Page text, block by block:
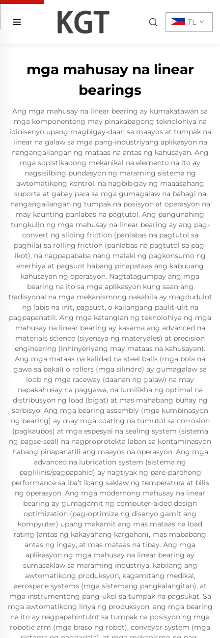
TL
mga mahusay na linear
bearings
Ang mga mahusay na linear bearing ay kumakatawan sa
mga komponenteng may pinakabagong teknolohiya na
idinisenyo upang magbigay-daan sa maayos at tumpak na
linear na galaw sa mga pang-industriyang aplikasyon na
nangangailangan ng mataas na antas ng kahusayan. Ang
mga sopistikadong mekanikal na elemento na ito ay
nagsisilbing pundasyon ng maraming sistema ng
awtomatikong kontrol, na nagbibigay ng maaasahang
suporta at gabay para sa mga gumagalaw na bahagi na
nangangailangan ng tumpak na posisyon at operasyon na
may kaunting panlabas na pagtutol. Ang pangunahing
tungkulin ng mga mahusay na linear bearing ay ang pag-
convert ng sliding friction (panlabas na pagtutol sa
paghila) sa rolling friction (panlabas na pagtutol sa pag-
ikot), na nagpapababa nang malaki ng pagkonsumo ng
enerhiya at pagsuot habang pinapataas ang kabuuang
kahusayan ng operasyon. Nagtatagumpay ang mga
bearing na ito sa mga aplikasyon kung saan ang
tradisyonal na mga mekanismong nakahila ay magdudulot
ng labis na init, pagsuot, o kailangang paulit-ulit na
pagpapanatili. Ang mga katangian ng teknolohiya ng mga
mahusay na linear bearing ay kasama ang advanced na
materials science (siyensya ng materyales) at precision
engineering (inhinyeriyang may mataas na kahusayan).
Ang mga mataas na kalidad na steel balls (mga bola na
gawa sa bakal) o rollers (mga silindro) ay gumagalaw sa
loob ng mga raceway (daanan ng galaw) na may
napakahusay na paggawa, na lumilikha ng optimal na
distribusyon ng load (bigat) at mas mahabang buhay ng
serbisyo. Ang mga bearing assembly (mga kumbinasyon
ng bearing) ay may mga coating na tumutol sa corrosion
(pagkaubos) at mga espesyal na sealing system (sistema
ng pagse-seal) na nagproprotekta laban sa kontaminasyon
habang pinapanatili ang maayos na operasyon. Ang mga
advanced na lubrication system (sistema ng
paglilinis/pagpapahid) ay nagtiyak ng pare-parehong
performance sa iba’t ibang saklaw ng temperatura at bilis
ng operasyon. Ang mga modernong mahusay na linear
bearing ay gumagamit ng computer-aided design
optimization (pag-optimize ng disenyo gamit ang
kompyuter) upang makamit ang mas mataas na load
rating (antas ng kakayahang kargahan), mas mababang
antas ng ingay, at mas mataas na tibay. Ang mga
aplikasyon ng mga mahusay na linear bearing ay
sumasaklaw sa maraming industriya, kabilang ang
awtomatikong produksyon, kagamitang medikal,
aerospace systems (mga sistemang pangkalangitan), at
mga instrumentong pang-ukol sa tumpak na pagsukat. Sa
mga awtomatikong linya ng produksyon, ang mga bearing
na ito ay nagpapahintulot sa tumpak na posisyon ng mga
robotic arm (mga braso ng robot), conveyor system (mga